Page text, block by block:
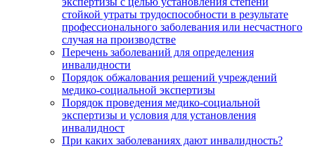
стойкой утраты трудоспособности в результате
профессионального заболевания или несчастного
случая на производстве
Перечень заболеваний для определения
инвалидности
Порядок обжалования решений учреждений
медико-социальной экспертизы
Порядок проведения медико-социальной
экспертизы и условия для установления
инвалидност
При каких заболеваниях дают инвалидность?